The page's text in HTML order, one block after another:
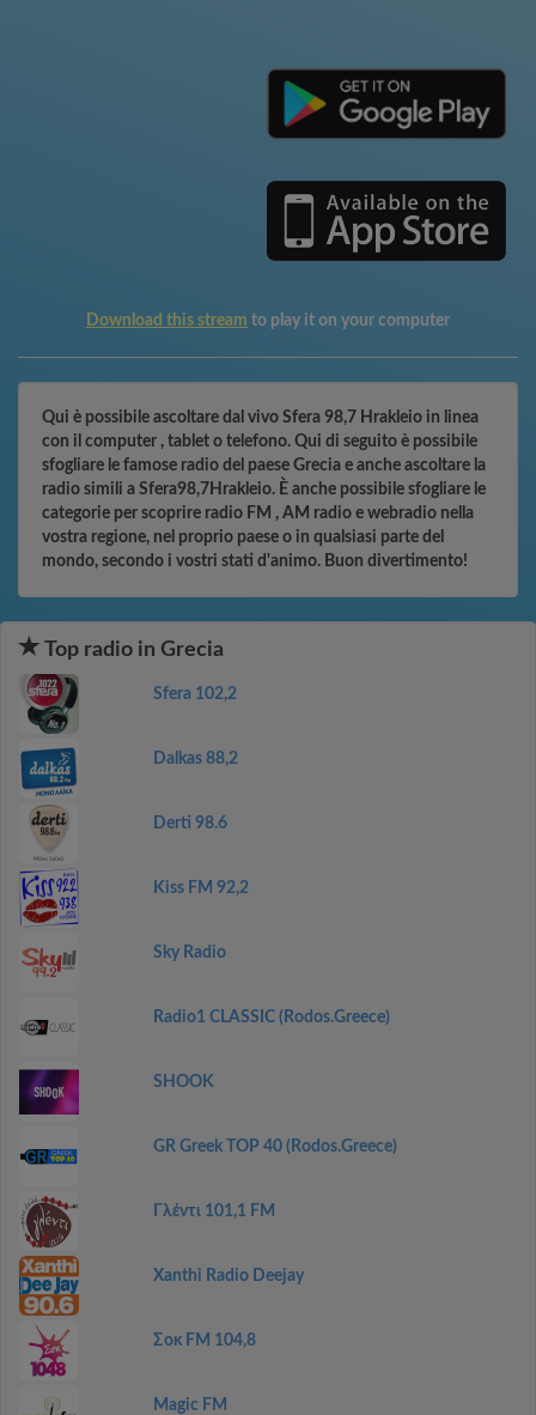
Download this stream to play it on your computer
Qui è possibile ascoltare dal vivo Sfera 98,7 Hrakleio in linea
con il computer , tablet o telefono. Qui di seguito è possibile
sfogliare le famose radio del paese Grecia e anche ascoltare la
radio simili a Sfera98,7Hrakleio. È anche possibile sfogliare le
categorie per scoprire radio FM , AM radio e webradio nella
vostra regione, nel proprio paese o in qualsiasi parte del
mondo, secondo i vostri stati d'animo. Buon divertimento!
Top radio in Grecia
Sfera 102,2
Dalkas 88,2
Derti 98.6
Kiss FM 92,2
Sky Radio
Radio1 CLASSIC (Rodos.Greece)
SHOOK
GR Greek TOP 40 (Rodos.Greece)
Γλέντι 101,1 FM
Xanthi Radio Deejay
Σοκ FM 104,8
Magic FM